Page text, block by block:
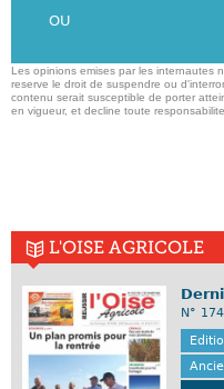
OU
Les opinions emises par les internautes
reserve le droit de suspendre ou
contenu serait susceptible de porter
en vigueur, et decline toute
L'OISE AGRICOLE
N°